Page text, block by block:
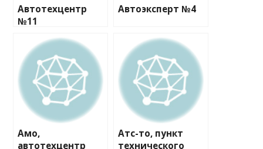
Автотехцентр
№11
Автоэксперт №4
Амо,
автотехцентр
Атс-то, пункт
технического